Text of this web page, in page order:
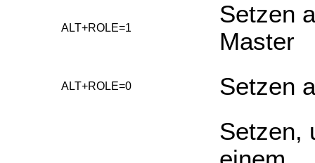
ALT+ROLE=1
Setzen
Master
ALT+ROLE=0 Setzen
Setzen,